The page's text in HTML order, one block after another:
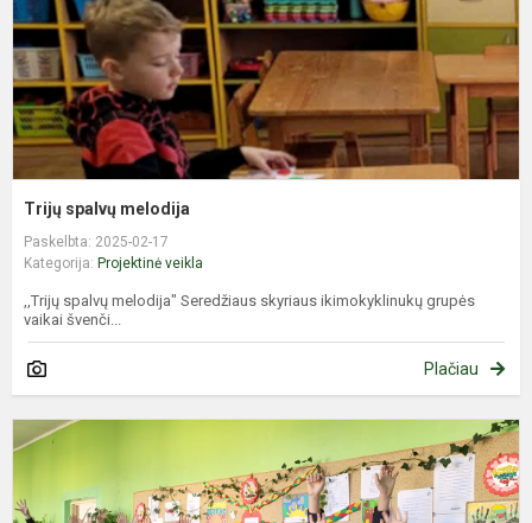
Trijų spalvų melodija
Paskelbta: 2025-02-17
Kategorija: Projektinė veikla
,,Trijų spalvų melodija" Seredžiaus skyriaus ikimokyklinukų grupės
vaikai švenči...
Plačiau